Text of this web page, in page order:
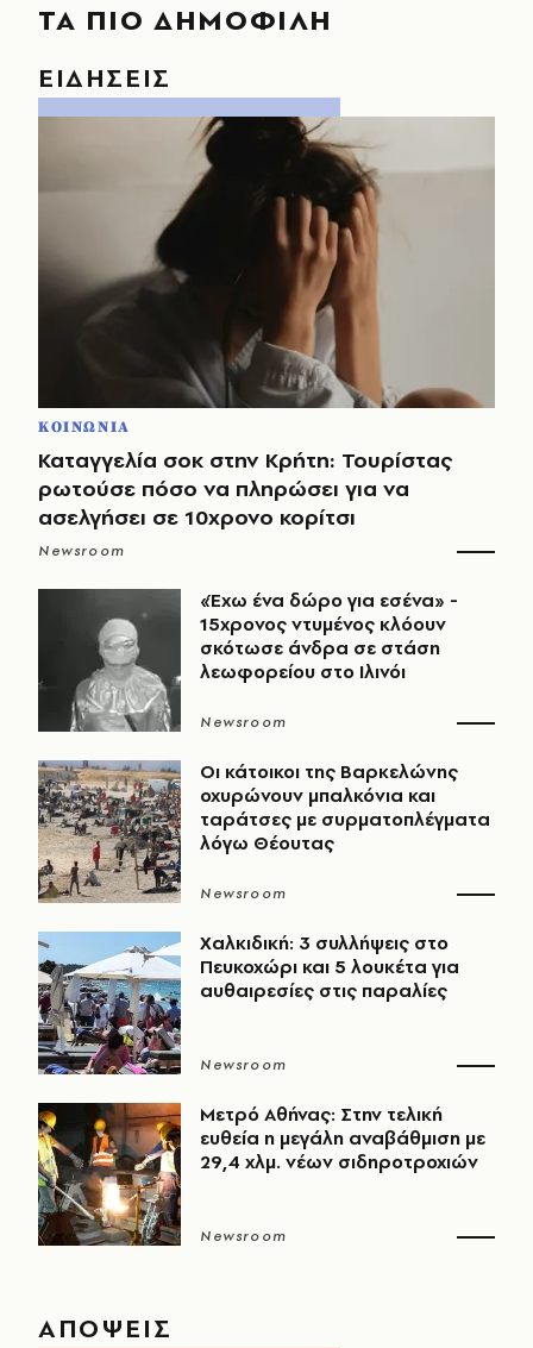
ΤΑ ΠΙΟ ΔΗΜΟΦΙΛΗ
ΕΙΔΗΣΕΙΣ
ΚΟΙΝΩΝΙΑ
Καταγγελία σοκ στην Κρήτη: Τουρίστας
ρωτούσε πόσο να πληρώσει για να
ασελγήσει σε 10χρονο κορίτσι
Newsroom
«Έχω ένα δώρο για εσένα» -
15χρονος ντυμένος κλόουν
σκότωσε άνδρα σε στάση
λεωφορείου στο Ιλινόι
Newsroom
Οι κάτοικοι της Βαρκελώνης
οχυρώνουν μπαλκόνια και
ταράτσες με συρματοπλέγματα
λόγω Θέουτας
Newsroom
Χαλκιδική: 3 συλλήψεις στο
Πευκοχώρι και 5 λουκέτα για
αυθαιρεσίες στις παραλίες
Newsroom
Μετρό Αθήνας: Στην τελική
ευθεία η μεγάλη αναβάθμιση με
29,4 χλμ. νέων σιδηροτροχιών
Newsroom
ΑΠΟΨΕΙΣ